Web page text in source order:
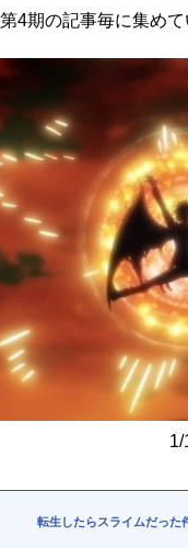
4期の記事毎に集めて
1/
転生したらスライムだった